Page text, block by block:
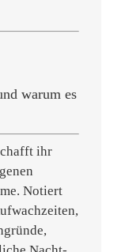
warum es
ihr
Notiert